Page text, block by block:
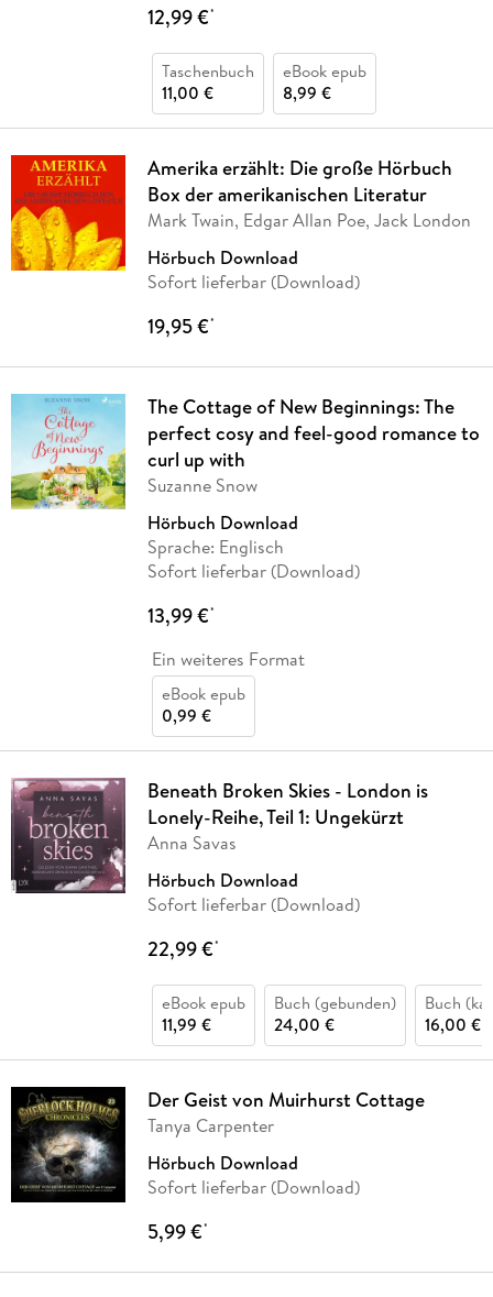
12,99 €*
Taschenbuch
11,00 €
eBook epub
8,99 €
Amerika erzählt: Die große Hörbuch
Box der amerikanischen Literatur
Mark Twain, Edgar Allan Poe, Jack London
Hörbuch Download
Sofort lieferbar (Download)
19,95 €*
The Cottage of New Beginnings: The
perfect cosy and feel-good romance to
curl up with
Suzanne Snow
Hörbuch Download
Sprache: Englisch
Sofort lieferbar (Download)
13,99 €*
Ein weiteres Format
eBook epub
0,99 €
Beneath Broken Skies - London is
Lonely-Reihe, Teil 1: Ungekürzt
Anna Savas
Hörbuch Download
Sofort lieferbar (Download)
22,99 €*
eBook epub
11,99 €
Buch (gebunden)
24,00 €
Buch
16,00 €
Der Geist von Muirhurst Cottage
Tanya Carpenter
Hörbuch Download
Sofort lieferbar (Download)
5,99 €*